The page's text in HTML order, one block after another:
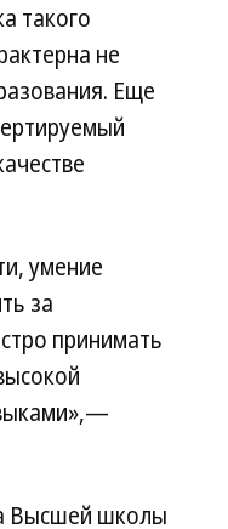
такого
не
Еще
умение
за
принимать
Высшей школы